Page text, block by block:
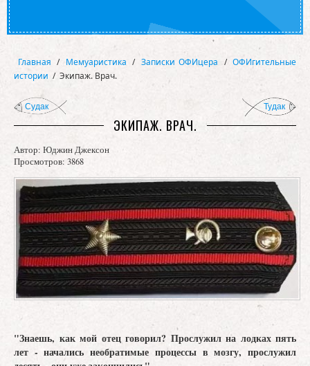
Главная / Мемуаристика / Записки ОФИцера / ОФИгительные
истории / Экипаж. Врач.
Судак Тудак
ЭКИПАЖ. ВРАЧ.
Автор: Юджин Джексон
Просмотров: 3868
"Знаешь, как мой отец говорил? Прослужил на лодках пять
лет - начались необратимые процессы в мозгу, прослужил